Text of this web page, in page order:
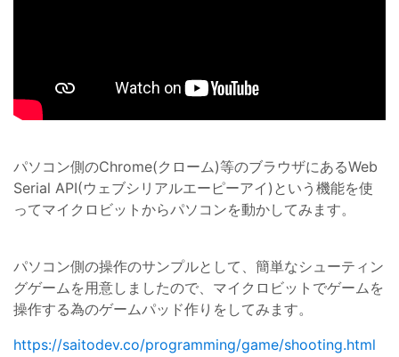
パソコン側のChrome(クローム)等のブラウザにあるWeb
Serial API(ウェブシリアルエーピーアイ)という機能を使
ってマイクロビットからパソコンを動かしてみます。
パソコン側の操作のサンプルとして、簡単なシューティン
グゲームを用意しましたので、マイクロビットでゲームを
操作する為のゲームパッド作りをしてみます。
https://saitodev.co/programming/game/shooting.html